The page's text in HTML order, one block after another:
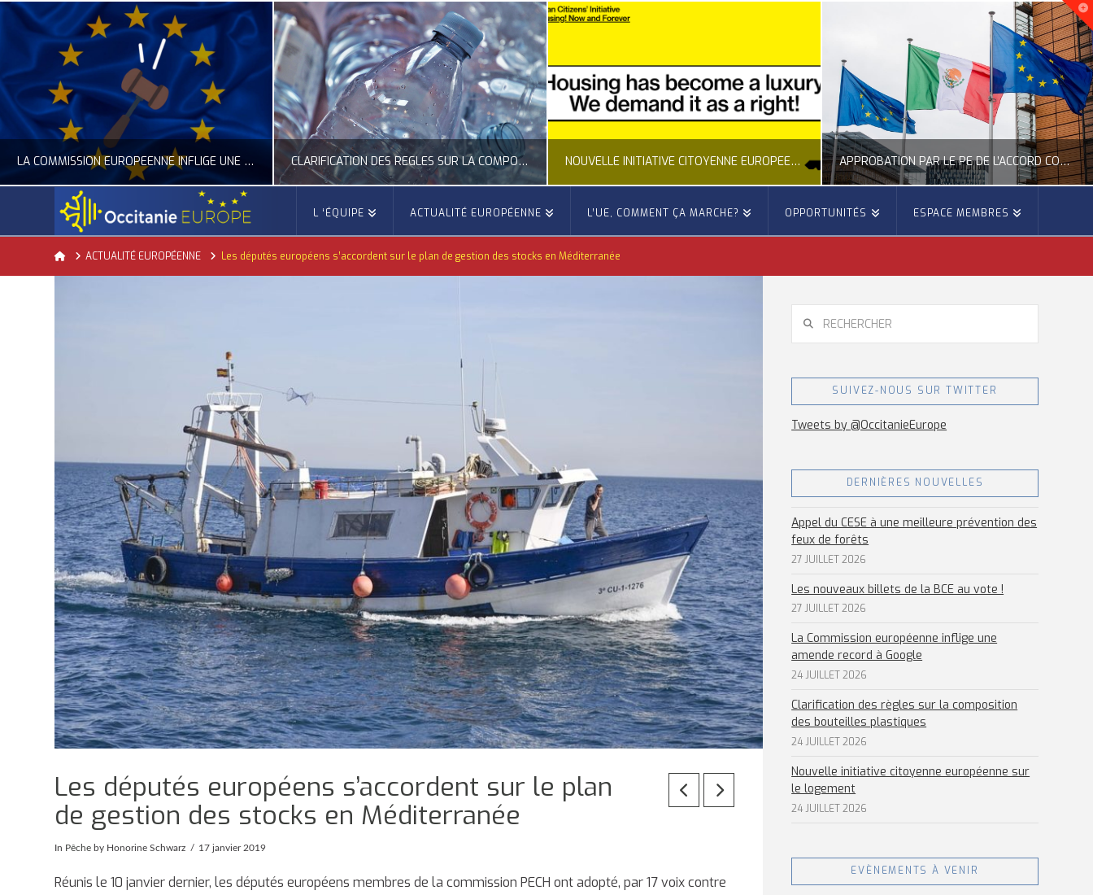
LA COMMISSION EUROPÉENNE INFLIGE UNE AMENDE RECORD À GOOGLE
ACTUALITÉ DE L'UNION EUROPÉENNE, ACTUALITÉ DE LA REPRÉSENTATION D’OCCITANIE EUROPE, NUMÉRIQUE- DIGITAL
CLARIFICATION DES RÈGLES SUR LA COMPOSITION DES BOUTEILLES PLASTIQUES
ACTUALITÉ DE L'UNION EUROPÉENNE, ACTUALITÉ DE LA REPRÉSENTATION D’OCCITANIE EUROPE, ECONOMIE CIRCULAIRE, ÉNERGIE - ENVIRONNEMENT - CLIMAT
NOUVELLE INITIATIVE CITOYENNE EUROPÉENNE SUR LE LOGEMENT
ACTUALITÉ DE L'UNION EUROPÉENNE, ACTUALITÉ DE LA REPRÉSENTATION D’OCCITANIE EUROPE, CITOYENNETÉ, LOGEMENT
APPROBATION PAR LE PE DE L’ACCORD COMMERCIAL ENTRE L’UE ET LE MEXIQUE
ACTION EXTÉRIEURE, ACTUALITÉ DE L'UNION EUROPÉENNE
JUILLET 22, 2026
L ‘ÉQUIPE ACTUALITÉ EUROPÉENNE L’UE, COMMENT ÇA MARCHE? OPPORTUNITÉS ESPACE MEMBRES
HomeACTUALITÉ EUROPÉENNE Les députés européens s’accordent sur le plan de gestion des stocks en Méditerranée
Les députés européens s’accordent sur le plan
de gestion des stocks en Méditerranée
In Pêche by Honorine Schwarz 17 janvier 2019
Réunis le 10 janvier dernier, les députés européens membres de la commission PECH ont adopté, par 17 voix contre
SUIVEZ-NOUS SUR TWITTER
Tweets by @OccitanieEurope
DERNIÈRES NOUVELLES
Appel du CESE à une meilleure prévention des
feux de forêts
27 JUILLET 2026
Les nouveaux billets de la BCE au vote !
27 JUILLET 2026
La Commission européenne inflige une
amende record à Google
24 JUILLET 2026
Clarification des règles sur la composition
des bouteilles plastiques
24 JUILLET 2026
Nouvelle initiative citoyenne européenne sur
le logement
24 JUILLET 2026
EVÈNEMENTS À VENIR